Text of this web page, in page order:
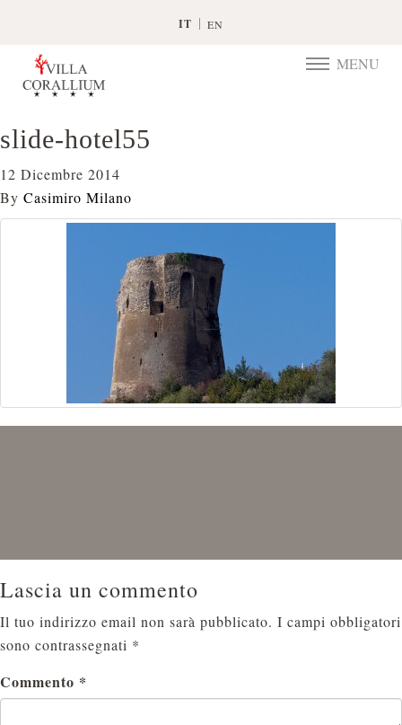
IT EN
TOGGLE
MENU
slide-hotel55
12 Dicembre 2014
By Casimiro Milano
Lascia un commento
Il tuo indirizzo email non sarà pubblicato. I campi obbligatori
sono contrassegnati *
Commento *